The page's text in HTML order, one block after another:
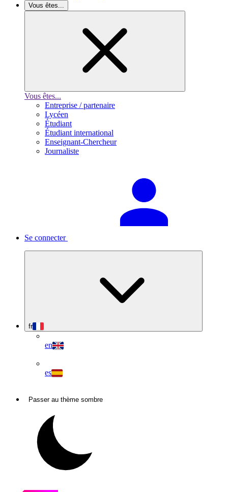
Vous êtes...
Vous êtes...
Entreprise / partenaire
Lycéen
Étudiant
Étudiant international
Enseignant-Chercheur
Journaliste
Se connecter
fr
en
es
Passer au thème sombre